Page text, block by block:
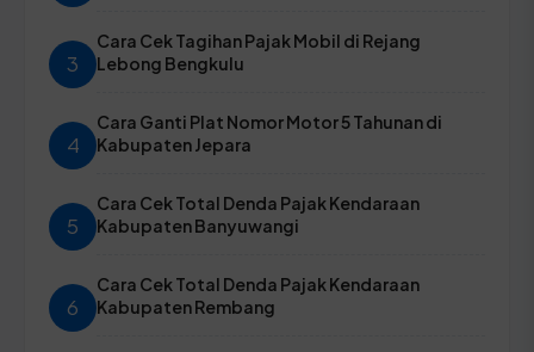
3
Cara Cek Tagihan Pajak Mobil di Rejang
Lebong Bengkulu
4
Cara Ganti Plat Nomor Motor 5 Tahunan di
Kabupaten Jepara
5
Cara Cek Total Denda Pajak Kendaraan
Kabupaten Banyuwangi
6
Cara Cek Total Denda Pajak Kendaraan
Kabupaten Rembang